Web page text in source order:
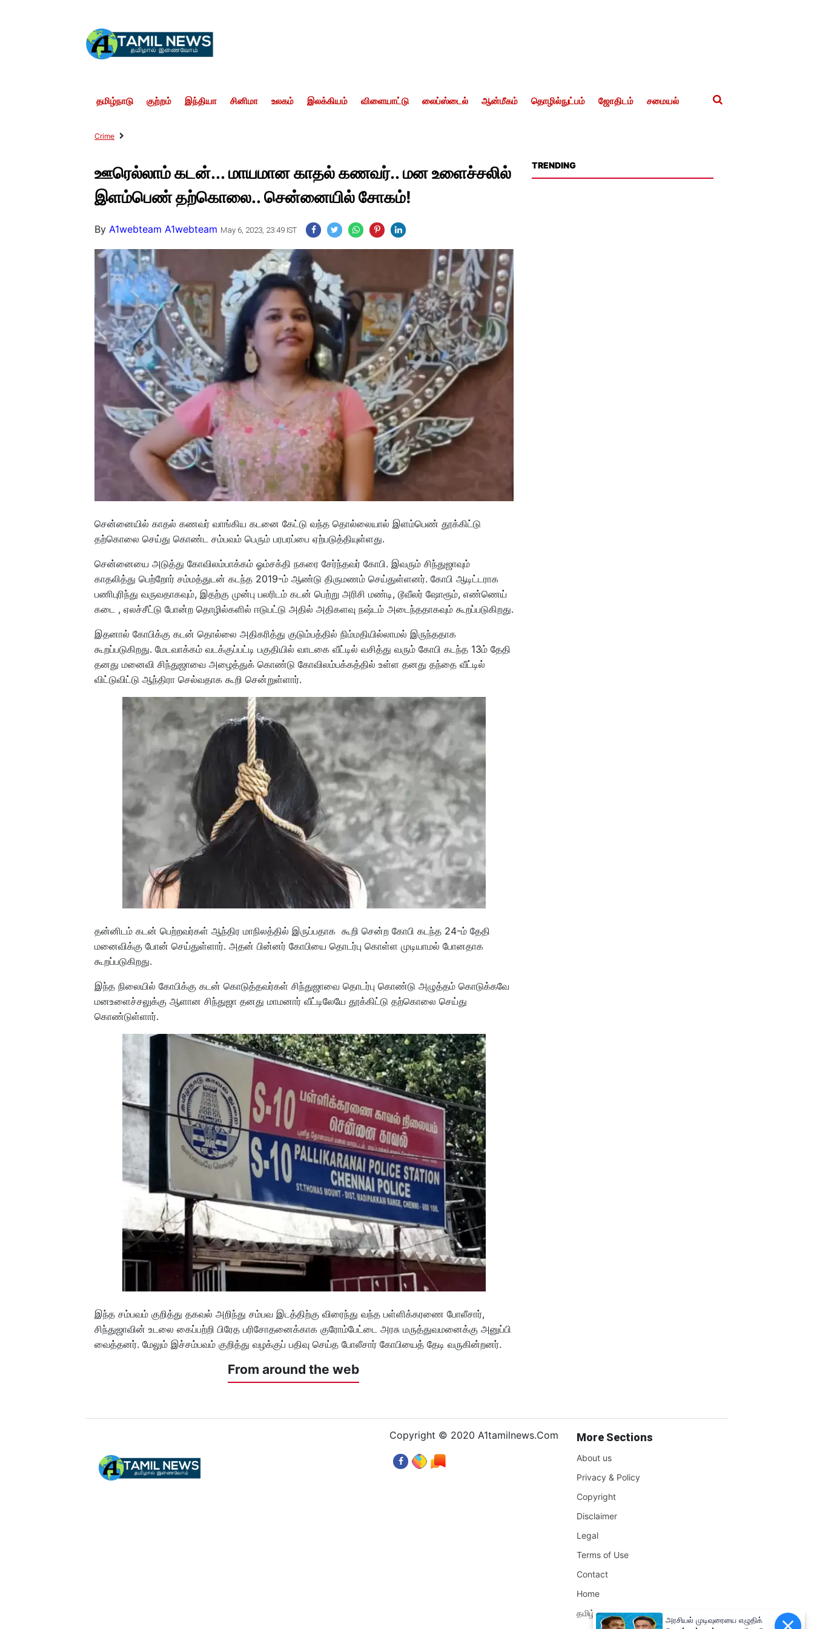
தமிழ்நாடு குற்றம் இந்தியா சினிமா உலகம் இலக்கியம் விளையாட்டு லைப்ஸ்டைல் ஆன்மீகம் தொழில்நுட்பம் ஜோதிடம் சமையல்
Crime
ஊரெல்லாம் கடன்... மாயமான காதல் கணவர்.. மன உளைச்சலில்
இளம்பெண் தற்கொலை.. சென்னையில் சோகம்!
ByA1webteam A1webteam May 6, 2023, 23:49 IST
சென்னையில் காதல் கணவர் வாங்கிய கடனை கேட்டு வந்த தொல்லையால் இளம்பெண் தூக்கிட்டு
தற்கொலை செய்து கொண்ட சம்பவம் பெரும் பரபரப்பை ஏற்படுத்தியுள்ளது.
சென்னையை அடுத்து கோவிலம்பாக்கம் ஓம்சக்தி நகரை சேர்ந்தவர் கோபி. இவரும் சிந்துஜாவும்
காதலித்து பெற்றோர் சம்மத்துடன் கடந்த 2019-ம் ஆண்டு திருமணம் செய்துள்ளனர். கோபி ஆடிட்டராக
பணிபுரிந்து வருவதாகவும், இதற்கு முன்பு பலரிடம் கடன் பெற்று அரிசி மண்டி, டூவீலர் ஷோரூம், எண்ணெய்
கடை , ஏலச்சீட்டு போன்ற தொழில்களில் ஈடுபட்டு அதில் அதிகளவு நஷ்டம் அடைந்ததாகவும் கூறப்படுகிறது.
இதனால் கோபிக்கு கடன் தொல்லை அதிகரித்து குடும்பத்தில் நிம்மதியில்லாமல் இருந்ததாக
கூறப்படுகிறது. மேடவாக்கம் வடக்குப்பட்டி பகுதியில் வாடகை வீட்டில் வசித்து வரும் கோபி கடந்த 13ம் தேதி
தனது மனைவி சிந்துஜாவை அழைத்துக் கொண்டு கோவிலம்பக்கத்தில் உள்ள தனது தந்தை வீட்டில்
விட்டுவிட்டு ஆந்திரா செல்வதாக கூறி சென்றுள்ளார்.
தன்னிடம் கடன் பெற்றவர்கள் ஆந்திர மாநிலத்தில் இருப்பதாக கூறி சென்ற கோபி கடந்த 24-ம் தேதி
மனைவிக்கு போன் செய்துள்ளார். அதன் பின்னர் கோபியை தொடர்பு கொள்ள முடியாமல் போனதாக
கூறப்படுகிறது.
இந்த நிலையில் கோபிக்கு கடன் கொடுத்தவர்கள் சிந்துஜாவை தொடர்பு கொண்டு அழுத்தம் கொடுக்கவே
மனஉளைச்சலுக்கு ஆளான சிந்துஜா தனது மாமனார் வீட்டிலேயே தூக்கிட்டு தற்கொலை செய்து
கொண்டுள்ளார்.
இந்த சம்பவம் குறித்து தகவல் அறிந்து சம்பவ இடத்திற்கு விரைந்து வந்த பள்ளிக்கரணை போலீசார்,
சிந்துஜாவின் உடலை கைப்பற்றி பிரேத பரிசோதனைக்காக குரோம்பேட்டை அரசு மருத்துவமனைக்கு அனுப்பி
வைத்தனர். மேலும் இச்சம்பவம் குறித்து வழக்குப் பதிவு செய்த போலீசார் கோபியைத் தேடி வருகின்றனர்.
From around the web
TRENDING
Copyright © 2020 A1tamilnews.Com More Sections
About us
Privacy & Policy
Copyright
Disclaimer
Legal
Terms of Use
Contact
Home
தமிழ்நாடு
அரசியல் முடிவுரையை எழுதிக்